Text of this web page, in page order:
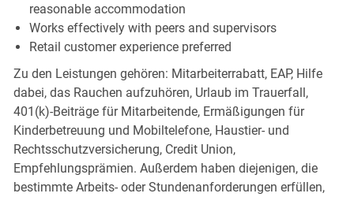
reasonable accommodation
Works effectively with peers and supervisors
Retail customer experience preferred
Zu den Leistungen gehören: Mitarbeiterrabatt, EAP, Hilfe
dabei, das Rauchen aufzuhören, Urlaub im Trauerfall,
401(k)-Beiträge für Mitarbeitende, Ermäßigungen für
Kinderbetreuung und Mobiltelefone, Haustier- und
Rechtsschutzversicherung, Credit Union,
Empfehlungsprämien. Außerdem haben diejenigen, die
bestimmte Arbeits- oder Stundenanforderungen erfüllen,